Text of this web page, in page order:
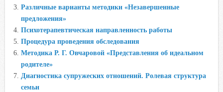
o
k
r
p
u
a
s
n
i
Различные варианты методики «Незавершенные
предложения»
Психотерапевтическая направленность работы
Процедура проведения обследования
Методика Р. Г. Овчаровой «Представления об идеальном
родителе»
Диагностика супружеских отношений. Ролевая структура
семьи